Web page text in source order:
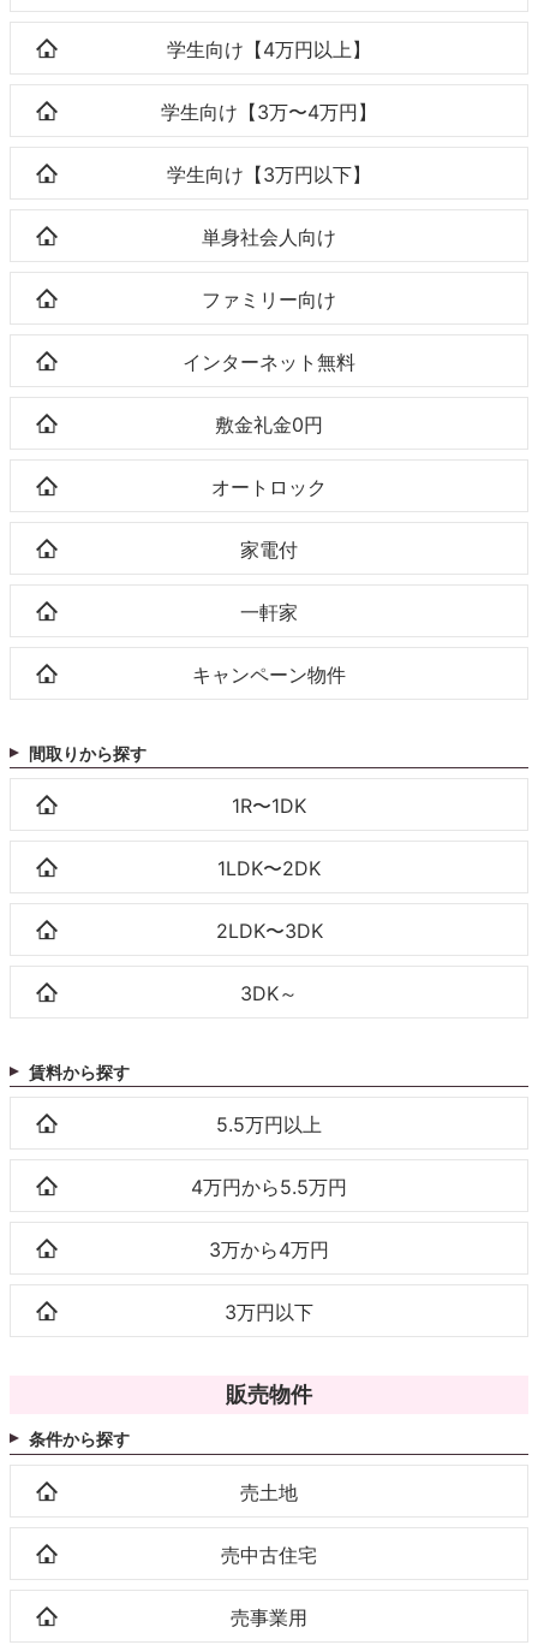
学生向け【4万円以上】
学生向け【3万〜4万円】
学生向け【3万円以下】
単身社会人向け
ファミリー向け
インターネット無料
敷金礼金0円
オートロック
家電付
一軒家
キャンペーン物件
間取りから探す
1R〜1DK
1LDK〜2DK
2LDK〜3DK
3DK～
賃料から探す
5.5万円以上
4万円から5.5万円
3万から4万円
3万円以下
販売物件
条件から探す
売土地
売中古住宅
売事業用